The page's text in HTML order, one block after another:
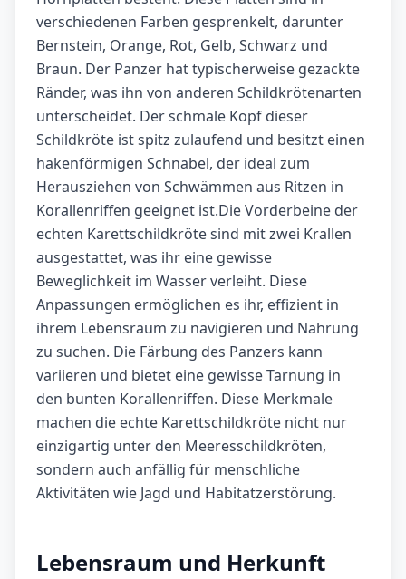
verschiedenen Farben gesprenkelt, darunter
Bernstein, Orange, Rot, Gelb, Schwarz und
Braun. Der Panzer hat typischerweise gezackte
Ränder, was ihn von anderen Schildkrötenarten
unterscheidet. Der schmale Kopf dieser
Schildkröte ist spitz zulaufend und besitzt einen
hakenförmigen Schnabel, der ideal zum
Herausziehen von Schwämmen aus Ritzen in
Korallenriffen geeignet ist.Die Vorderbeine der
echten Karettschildkröte sind mit zwei Krallen
ausgestattet, was ihr eine gewisse
Beweglichkeit im Wasser verleiht. Diese
Anpassungen ermöglichen es ihr, effizient in
ihrem Lebensraum zu navigieren und Nahrung
zu suchen. Die Färbung des Panzers kann
variieren und bietet eine gewisse Tarnung in
den bunten Korallenriffen. Diese Merkmale
machen die echte Karettschildkröte nicht nur
einzigartig unter den Meeresschildkröten,
sondern auch anfällig für menschliche
Aktivitäten wie Jagd und Habitatzerstörung.
Lebensraum und Herkunft